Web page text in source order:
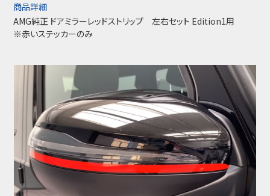
商品詳細
AMG純正 ドアミラーレッドストリップ 左右セット Edition1用
※赤いステッカーのみ